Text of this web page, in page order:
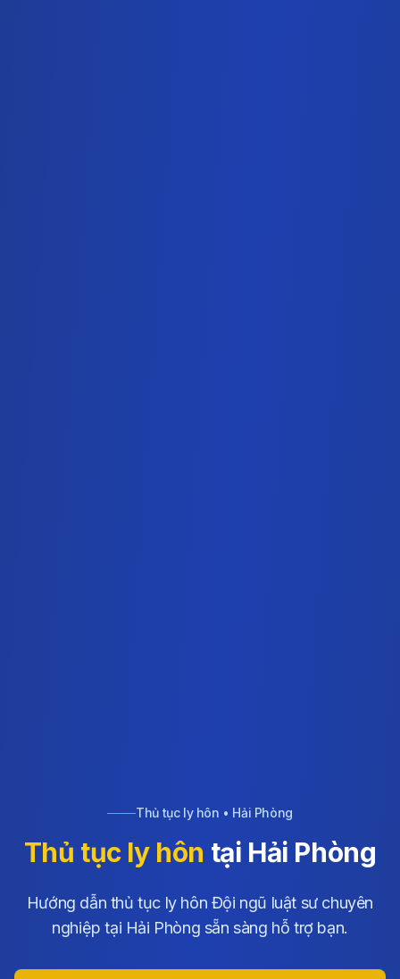
Thủ tục ly hôn • Hải Phòng
Thủ tục ly hôn tại Hải Phòng
Hướng dẫn thủ tục ly hôn Đội ngũ luật sư chuyên
nghiệp tại Hải Phòng sẵn sàng hỗ trợ bạn.